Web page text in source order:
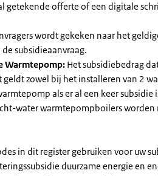
getekende offerte of een digitale
wordt gekeken naar het
subsidieaanvraag.
Warmtepomp: Het subsidiebedrag
zowel bij het installeren van 2
als er al een keer
water warmtepompboilers worden
in dit register gebruiken voor uw
duurzame energie en